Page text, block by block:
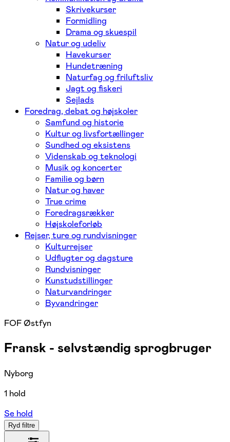
Skrivekurser
Formidling
Drama og skuespil
Natur og udeliv
Havekurser
Hundetræning
Naturfag og friluftsliv
Jagt og fiskeri
Sejlads
Foredrag, debat og højskoler
Samfund og historie
Kultur og livsfortællinger
Sundhed og eksistens
Videnskab og teknologi
Musik og koncerter
Familie og børn
Natur og haver
True crime
Foredragsrækker
Højskoleforløb
Rejser, ture og rundvisninger
Kulturrejser
Udflugter og dagsture
Rundvisninger
Kunstudstillinger
Naturvandringer
Byvandringer
FOF Østfyn
Fransk - selvstændig sprogbruger
Nyborg
1 hold
Se hold
Ryd filtre